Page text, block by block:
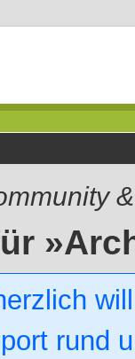
rund